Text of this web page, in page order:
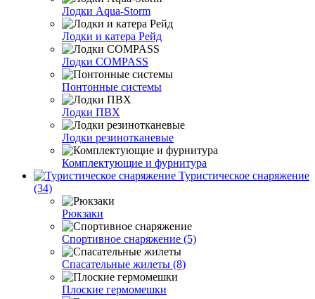
Лодки Aqua-Storm
Лодки и катера Рейд
Лодки COMPASS
Понтонные системы
Лодки ПВХ
Лодки резинотканевые
Комплектующие и фурнитура
Туристическое снаряжение
(34)
Рюкзаки
Спортивное снаряжение (5)
Спасательные жилеты (8)
Плоские гермомешки